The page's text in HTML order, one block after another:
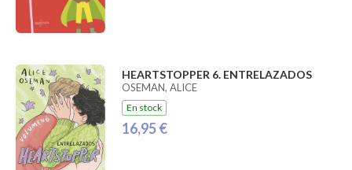
HEARTSTOPPER 6. ENTRELAZADOS
OSEMAN, ALICE
En stock
16,95 €